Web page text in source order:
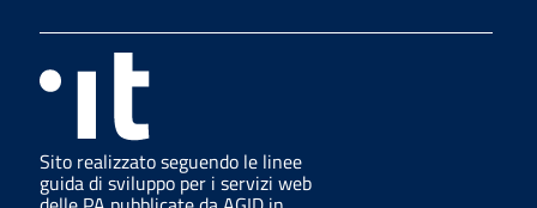
Sito realizzato seguendo le linee
guida di sviluppo per i servizi web